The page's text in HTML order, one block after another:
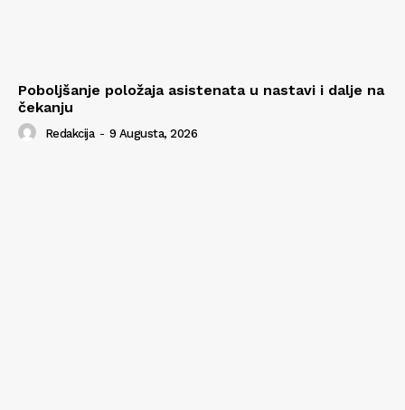
Poboljšanje položaja asistenata u nastavi i dalje na
čekanju
Redakcija - 9 Augusta, 2026